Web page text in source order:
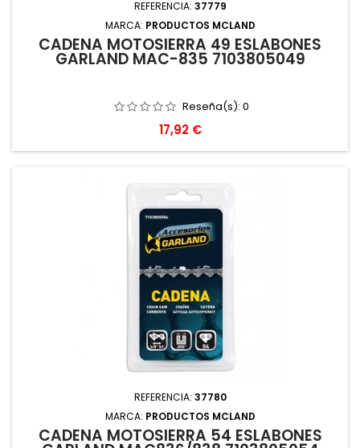
REFERENCIA: 37779
MARCA: PRODUCTOS MCLAND
CADENA MOTOSIERRA 49 ESLABONES
GARLAND MAC-835 7103805049
Reseña(s): 0
Precio
17,92 €
REFERENCIA: 37780
MARCA: PRODUCTOS MCLAND
CADENA MOTOSIERRA 54 ESLABONES